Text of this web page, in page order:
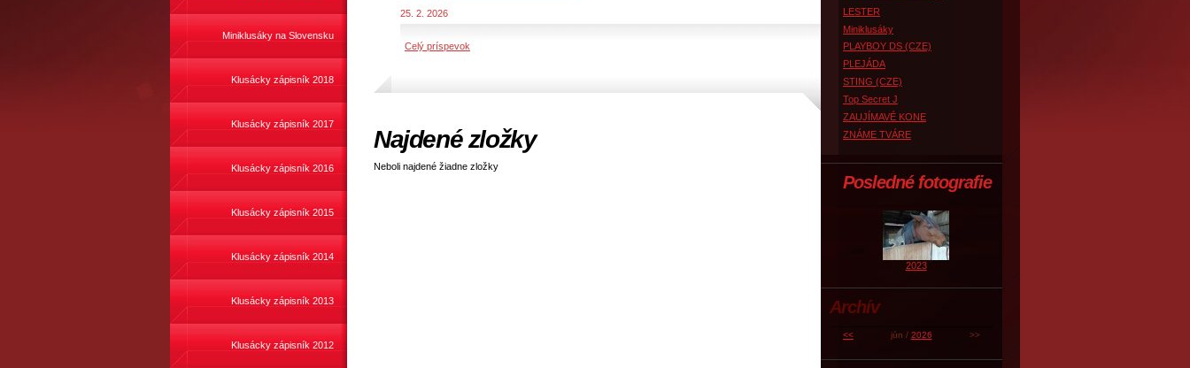
Miniklusáky na Slovensku
Klusácky zápisník 2018
Klusácky zápisník 2017
Klusácky zápisník 2016
Klusácky zápisník 2015
Klusácky zápisník 2014
Klusácky zápisník 2013
Klusácky zápisník 2012
25. 2. 2026
Celý príspevok
Najdené zložky
Neboli najdené žiadne zložky
LESTER
Miniklusáky
PLAYBOY DS (CZE)
PLEJÁDA
STING (CZE)
Top Secret J
ZAUJÍMAVÉ KONE
ZNÁME TVÁRE
Posledné fotografie
2023
Archív
<< jún / 2026 >>